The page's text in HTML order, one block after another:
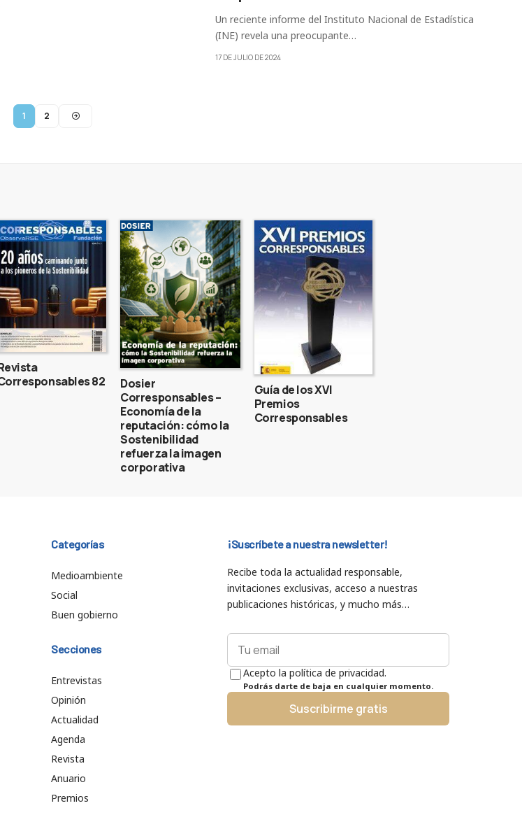
Un reciente informe del Instituto Nacional de Estadística
(INE) revela una preocupante…
17 DE JULIO DE 2024
1 2
82
Dosier
Corresponsables –
Economía de la
reputación: cómo la
Sostenibilidad
refuerza la imagen
corporativa
Guía de los XVI
Premios
Corresponsables
Categorías
Medioambiente
Social
Buen gobierno
Secciones
Entrevistas
Opinión
Actualidad
Agenda
Revista
Anuario
Premios
¡Suscríbete a nuestra newsletter!
Recibe toda la actualidad responsable,
invitaciones exclusivas, acceso a nuestras
publicaciones históricas, y mucho más…
Acepto la política de privacidad.
Podrás darte de baja en cualquier momento.
Suscribirme gratis